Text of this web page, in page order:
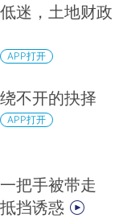
迷，土地财政
APP打开
不开的抉择
APP打开
把手被带走
挡诱惑